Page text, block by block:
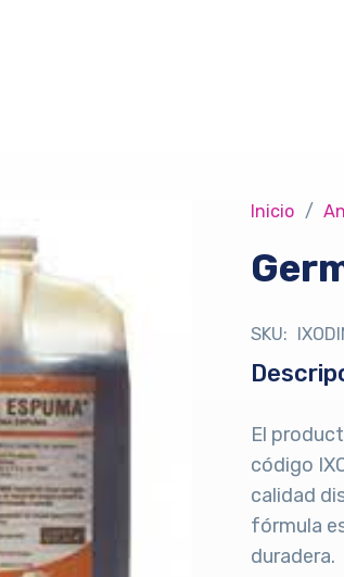
Inicio /
SKU:
El
código
calidad
fórmula
duradera.